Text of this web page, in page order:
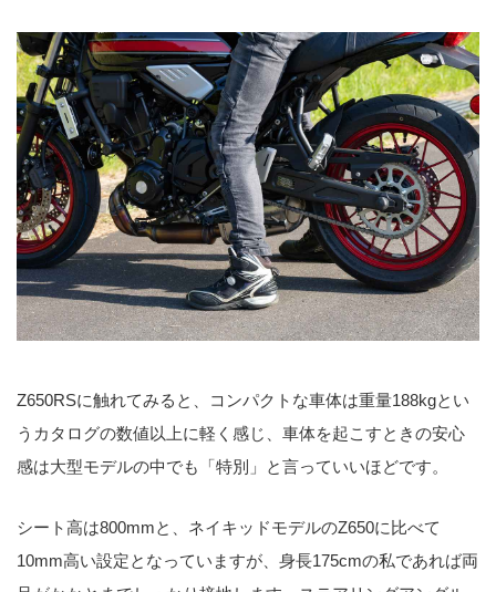
Z650RSに触れてみると、コンパクトな車体は重量188kgとい
うカタログの数値以上に軽く感じ、車体を起こすときの安心
感は大型モデルの中でも「特別」と言っていいほどです。
シート高は800mmと、ネイキッドモデルのZ650に比べて
10mm高い設定となっていますが、身長175cmの私であれば両